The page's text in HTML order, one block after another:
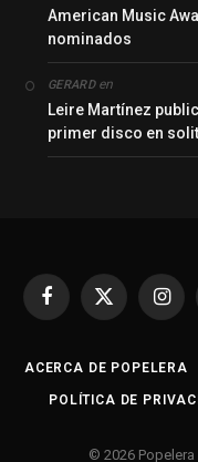
American Music
nominados
GERARDen
Leire Martínez
primer disco en
Facebook
X
ACERCA DE POPELERA
POLÍTICA DE
© 2026